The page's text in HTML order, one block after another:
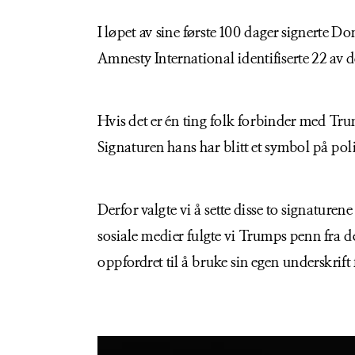
I løpet av sine første 100 dager signerte
Amnesty International identifiserte 22 av
Hvis det er én ting folk forbinder med
Signaturen hans har blitt et symbol på
Derfor valgte vi å sette disse to
sosiale medier fulgte vi Trumps penn fra
oppfordret til å bruke sin egen underskrift